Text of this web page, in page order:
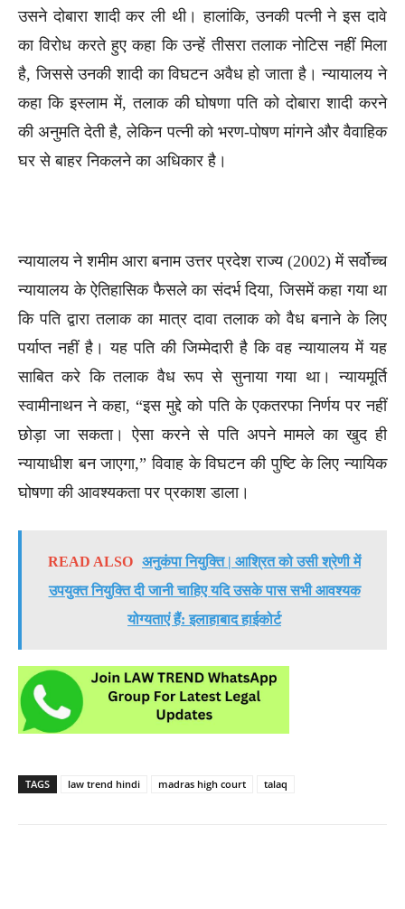
उसने दोबारा शादी कर ली थी। हालांकि, उनकी पत्नी ने इस दावे
का विरोध करते हुए कहा कि उन्हें तीसरा तलाक नोटिस नहीं मिला
है, जिससे उनकी शादी का विघटन अवैध हो जाता है। न्यायालय ने
कहा कि इस्लाम में, तलाक की घोषणा पति को दोबारा शादी करने
की अनुमति देती है, लेकिन पत्नी को भरण-पोषण मांगने और वैवाहिक
घर से बाहर निकलने का अधिकार है।
न्यायालय ने शमीम आरा बनाम उत्तर प्रदेश राज्य (2002) में सर्वोच्च
न्यायालय के ऐतिहासिक फैसले का संदर्भ दिया, जिसमें कहा गया था
कि पति द्वारा तलाक का मात्र दावा तलाक को वैध बनाने के लिए
पर्याप्त नहीं है। यह पति की जिम्मेदारी है कि वह न्यायालय में यह
साबित करे कि तलाक वैध रूप से सुनाया गया था। न्यायमूर्ति
स्वामीनाथन ने कहा, “इस मुद्दे को पति के एकतरफा निर्णय पर नहीं
छोड़ा जा सकता। ऐसा करने से पति अपने मामले का खुद ही
न्यायाधीश बन जाएगा,” विवाह के विघटन की पुष्टि के लिए न्यायिक
घोषणा की आवश्यकता पर प्रकाश डाला।
READ ALSO अनुकंपा नियुक्ति | आश्रित को उसी श्रेणी में
उपयुक्त नियुक्ति दी जानी चाहिए यदि उसके पास सभी आवश्यक
योग्यताएं हैं: इलाहाबाद हाईकोर्ट
TAGS law trend hindi madras high court talaq